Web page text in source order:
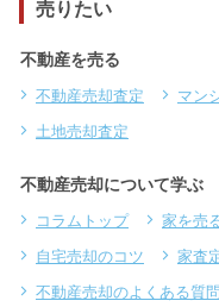
売りたい
不動産を売る
不動産売却査定 マン
土地売却査定
不動産売却について学ぶ
コラムトップ 家を売
自宅売却のコツ
家査
不動産売却のよくある質